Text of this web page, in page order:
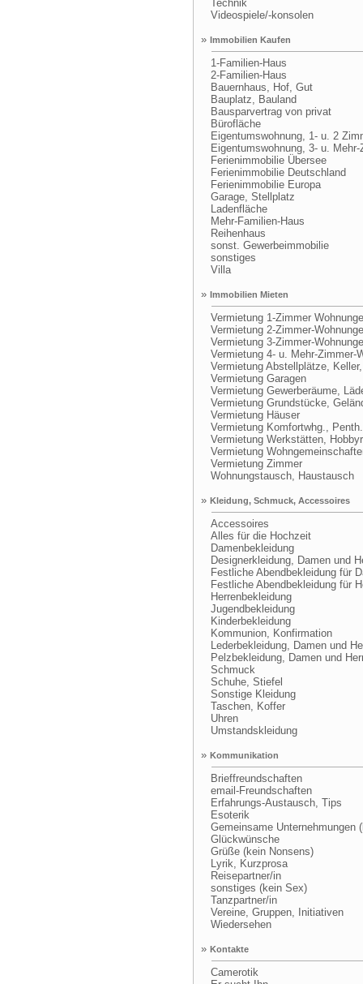
Technik
Videospiele/-konsolen
» Immobilien Kaufen
1-Familien-Haus
2-Familien-Haus
Bauernhaus, Hof, Gut
Bauplatz, Bauland
Bausparvertrag von privat
Bürofläche
Eigentumswohnung, 1- u. 2
Eigentumswohnung, 3- u. Mehr-
Ferienimmobilie Übersee
Ferienimmobilie Deutschland
Ferienimmobilie Europa
Garage, Stellplatz
Ladenfläche
Mehr-Familien-Haus
Reihenhaus
sonst. Gewerbeimmobilie
sonstiges
Villa
» Immobilien Mieten
Vermietung 1-Zimmer
Vermietung 2-Zimmer-
Vermietung 3-Zimmer-
Vermietung 4- u. Mehr-Zimmer-
Vermietung Abstellplätze,
Vermietung Garagen
Vermietung Gewerberäume,
Vermietung Grundstücke,
Vermietung Häuser
Vermietung Komfortwhg., Penth.
Vermietung Werkstätten,
Vermietung
Vermietung Zimmer
Wohnungstausch, Haustausch
» Kleidung, Schmuck, Accessoires
Accessoires
Alles für die Hochzeit
Damenbekleidung
Designerkleidung, Damen und
Festliche Abendbekleidung für
Festliche Abendbekleidung für
Herrenbekleidung
Jugendbekleidung
Kinderbekleidung
Kommunion, Konfirmation
Lederbekleidung, Damen und
Pelzbekleidung, Damen und
Schmuck
Schuhe, Stiefel
Sonstige Kleidung
Taschen, Koffer
Uhren
Umstandskleidung
» Kommunikation
Brieffreundschaften
email-Freundschaften
Erfahrungs-Austausch, Tips
Esoterik
Gemeinsame Unternehmungen
Glückwünsche
Grüße (kein Nonsens)
Lyrik, Kurzprosa
Reisepartner/in
sonstiges (kein Sex)
Tanzpartner/in
Vereine, Gruppen, Initiativen
Wiedersehen
» Kontakte
Camerotik